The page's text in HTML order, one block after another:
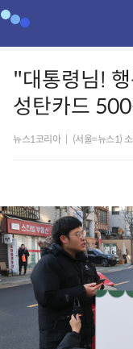
"대통령님!
성탄카드
뉴스1코리아 (서울=뉴스1)